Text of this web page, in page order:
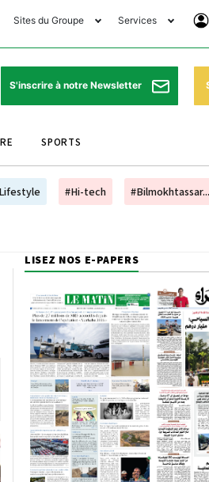
Sites du Groupe
Avantages
Matin Sports
Matin Store
Matin Annonces
Today Forum
Services
Horaires de prières
Pharmacies de garde
Programme TV
Cinéma
Se
S'inscrire à notre Newsletter
SPORTS
#Hi-tech #Bilmokhtassar...
LISEZ NOS E-PAPERS